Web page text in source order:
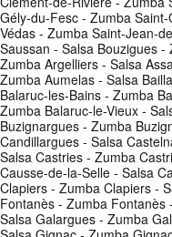
Gély-du-Fesc - Zumba
Védas - Zumba Saint-Jean-
Saussan - Salsa Bouzigues
Zumba Argelliers - Salsa
Zumba Aumelas - Salsa
Balaruc-les-Bains - Zumba
Zumba Balaruc-le-Vieux -
Buzignargues - Zumba
Candillargues - Salsa
Salsa Castries - Zumba
Causse-de-la-Selle - Salsa
Clapiers - Zumba Clapiers -
Fontanès - Zumba
Salsa Galargues - Zumba